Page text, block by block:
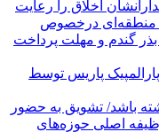
اخلاق را رعایت
منطقه‌ای درخصوص
گندم و مهلت پرداخت
و ۳ سهمیه پارالمپیک پاریس توسط
باشد/ تشویق به حضور
اصلی حوزه‌های